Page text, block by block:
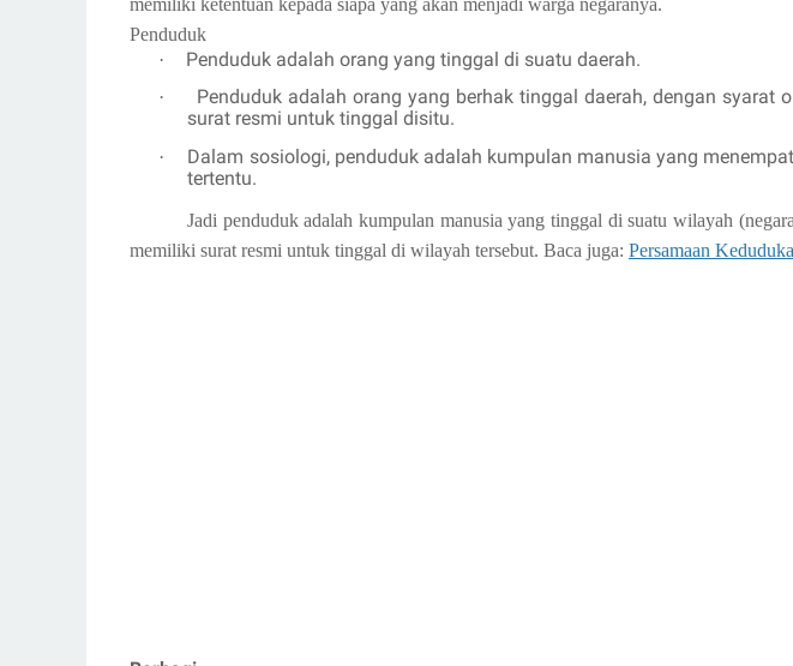
memiliki ketentuan kepada siapa yang akan menjadi warga negaranya.
Penduduk
·
Penduduk adalah orang yang tinggal di suatu daerah.
·
Penduduk adalah orang yang berhak tinggal daerah, dengan syarat
surat resmi untuk tinggal disitu.
·
Dalam sosiologi, penduduk adalah kumpulan manusia yang
tertentu.
Jadi penduduk adalah kumpulan manusia yang tinggal di suatu wilayah
memiliki surat resmi untuk tinggal di wilayah tersebut. Baca juga: Persamaan